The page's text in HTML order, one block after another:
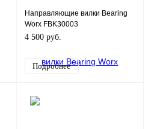
Направляющие вилки Bearing
Worx FBK30003
4 500 руб.
Подробнее